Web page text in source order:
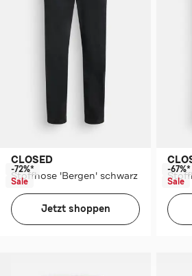
CLOSED
Stoffhose 'Bergen' schwarz
-72%*
Sale
Jetzt shoppen
-67%*
Sale